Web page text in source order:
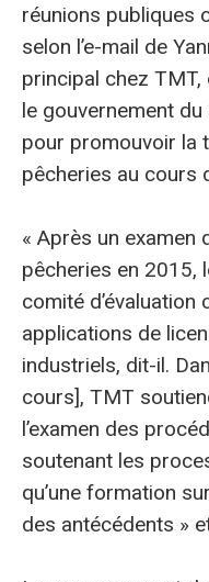
réunions publiques
selon l’e-mail de
principal chez TMT,
le gouvernement
pour promouvoir la
pêcheries au cours
« Après un examen
pêcheries en 2015,
comité d’évaluation
applications de
industriels, dit-il.
cours], TMT
l’examen des
soutenant les
qu’une formation
des antécédents »